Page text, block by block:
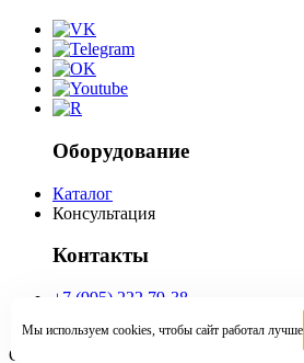
Оборудование
Каталог
Консультация
Контакты
+7 (995) 222 79-38
Спасибо, заявка отправлена!
Мы используем cookies, чтобы сайт работал лучше